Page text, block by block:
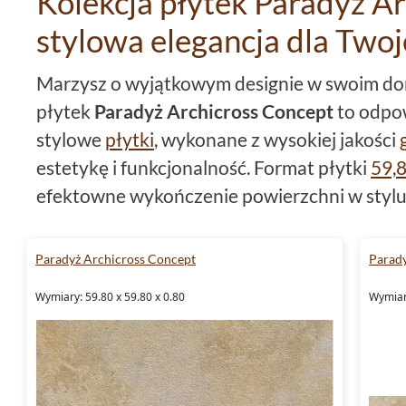
stylowa elegancja dla
Marzysz o wyjątkowym designie w swoim
płytek Paradyż Archicross Conceptto
stylowe płytki, wykonane z wysokiej jakości
estetykę i funkcjonalność. Format płytki
efektowne wykończenie powierzchni w
rektyfikacji zapewniają precyzyjne
czybeżowy, pozwalają na tworzenie
aranżacji.
Paradyż Archicross Concept
Wymiary: 59.80 x 59.80 x 0.80